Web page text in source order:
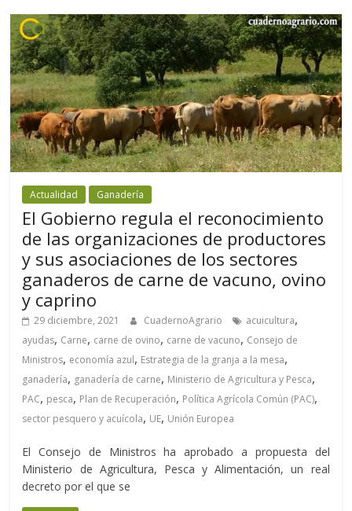
Actualidad Ganadería
El Gobierno regula el reconocimiento
de las organizaciones de productores
y sus asociaciones de los sectores
ganaderos de carne de vacuno, ovino
y caprino
29 diciembre, 2021 CuadernoAgrario acuicultura,
ayudas, Carne, carne de ovino, carne de vacuno, Consejo de
Ministros, economía azul, Estrategia de la granja a la mesa,
ganadería, ganadería de carne, Ministerio de Agricultura y Pesca,
PAC, pesca, Plan de Recuperación, Política Agrícola Común (PAC),
sector pesquero y acuícola, UE, Unión Europea
El Consejo de Ministros ha aprobado a propuesta del
Ministerio de Agricultura, Pesca y Alimentación, un real
decreto por el que se